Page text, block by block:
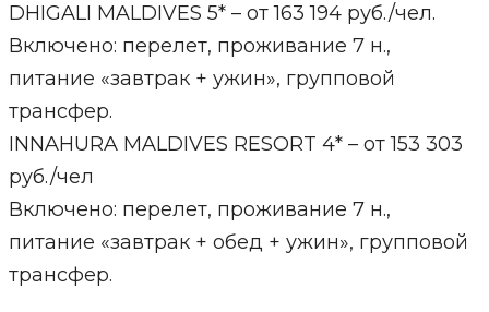
DHIGALI MALDIVES 5* – от 163 194 руб./чел.
Включено: перелет, проживание 7 н.,
питание «завтрак + ужин», групповой
трансфер.
INNAHURA MALDIVES RESORT 4* – от 153 303
руб./чел
Включено: перелет, проживание 7 н.,
питание «завтрак + обед + ужин», групповой
трансфер.